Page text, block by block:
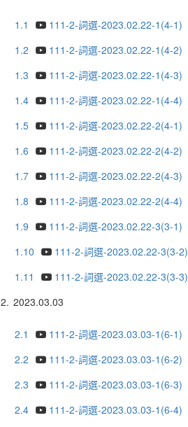
1.1
111-2-詞選-2023.02.22-1(4-1)
1.2
111-2-詞選-2023.02.22-1(4-2)
1.3
111-2-詞選-2023.02.22-1(4-3)
1.4
111-2-詞選-2023.02.22-1(4-4)
1.5
111-2-詞選-2023.02.22-2(4-1)
1.6
111-2-詞選-2023.02.22-2(4-2)
1.7
111-2-詞選-2023.02.22-2(4-3)
1.8
111-2-詞選-2023.02.22-2(4-4)
1.9
111-2-詞選-2023.02.22-3(3-1)
1.10
111-2-詞選-2023.02.22-3(3-2)
1.11
111-2-詞選-2023.02.22-3(3-3)
2. 2023.03.03
2.1
111-2-詞選-2023.03.03-1(6-1)
2.2
111-2-詞選-2023.03.03-1(6-2)
2.3
111-2-詞選-2023.03.03-1(6-3)
2.4
111-2-詞選-2023.03.03-1(6-4)